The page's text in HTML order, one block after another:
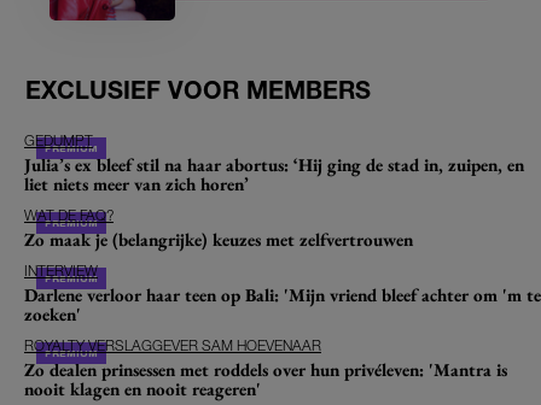
EXCLUSIEF VOOR MEMBERS
GEDUMPT
Julia’s ex bleef stil na haar abortus: ‘Hij ging de stad in, zuipen, en
liet niets meer van zich horen’
WAT DE FAQ?
Zo maak je (belangrijke) keuzes met zelfvertrouwen
INTERVIEW
Darlene verloor haar teen op Bali: 'Mijn vriend bleef achter om 'm te
zoeken'
ROYALTY VERSLAGGEVER SAM HOEVENAAR
Zo dealen prinsessen met roddels over hun privéleven: 'Mantra is
nooit klagen en nooit reageren'